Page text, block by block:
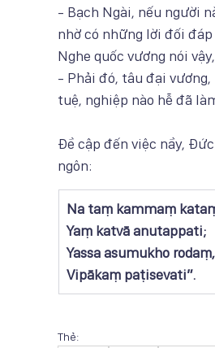
- Bạch Ngài, nếu người
nhờ có những lời đối
Nghe quốc vương nói
- Phải đó, tâu đại
tuệ, nghiệp nào hễ đã
Đề cập đến việc nầy,
ngôn:
​Na taṃ kammaṃ
Yaṃ katvā anutappati;
Yassa asumukho rodaṃ,
Vipākaṃ paṭisevati”.
Thẻ: